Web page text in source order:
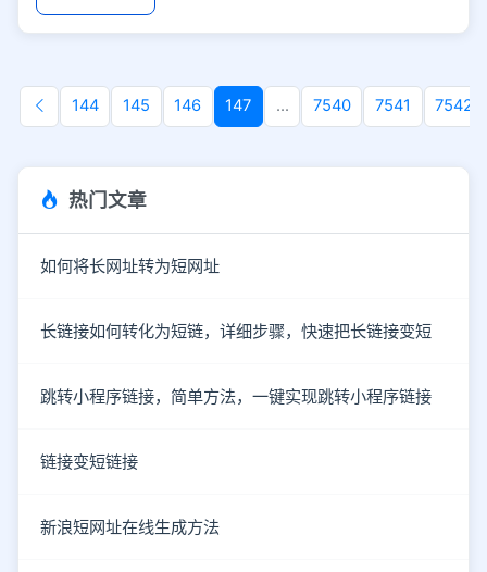
144 145 146 147 ... 7540 7541 7542
热门文章
如何将长网址转为短网址
长链接如何转化为短链，详细步骤，快速把长链接变短
跳转小程序链接，简单方法，一键实现跳转小程序链接
链接变短链接
新浪短网址在线生成方法